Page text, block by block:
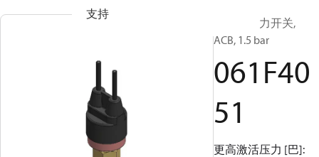
支持
插装式压力开关,
ACB, 1.5 bar
061F40
51
更高激活压力 [巴]: